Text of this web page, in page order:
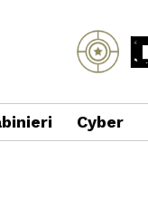
Cyber